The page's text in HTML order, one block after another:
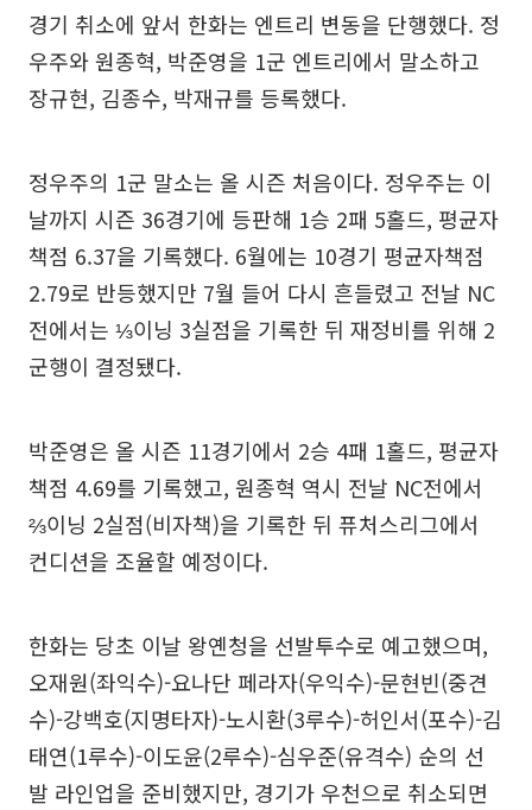
경기 취소에 앞서 한화는 엔트리 변동을 단행했다. 정
우주와 원종혁, 박준영을 1군 엔트리에서 말소하고
장규현, 김종수, 박재규를 등록했다.
정우주의 1군 말소는 올 시즌 처음이다. 정우주는 이
날까지 시즌 36경기에 등판해 1승 2패 5홀드, 평균자
책점 6.37을 기록했다. 6월에는 10경기 평균자책점
2.79로 반등했지만 7월 들어 다시 흔들렸고 전날 NC
전에서는 ⅓이닝 3실점을 기록한 뒤 재정비를 위해 2
군행이 결정됐다.
박준영은 올 시즌 11경기에서 2승 4패 1홀드, 평균자
책점 4.69를 기록했고, 원종혁 역시 전날 NC전에서
⅔이닝 2실점(비자책)을 기록한 뒤 퓨처스리그에서
컨디션을 조율할 예정이다.
한화는 당초 이날 왕옌청을 선발투수로 예고했으며,
오재원(좌익수)-요나단 페라자(우익수)-문현빈(중견
수)-강백호(지명타자)-노시환(3루수)-허인서(포수)-김
태연(1루수)-이도윤(2루수)-심우준(유격수) 순의 선
발 라인업을 준비했지만, 경기가 우천으로 취소되면